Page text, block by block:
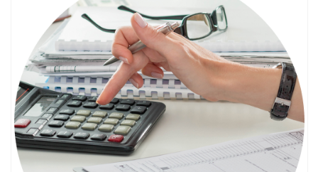
Смотреть проект